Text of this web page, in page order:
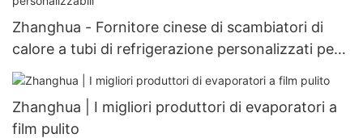
Zhanghua - Fornitore cinese di scambiatori di
calore a tubi di refrigerazione personalizzati per
scambiatori di calore personalizzabili
Zhanghua | I migliori produttori di evaporatori a
film pulito